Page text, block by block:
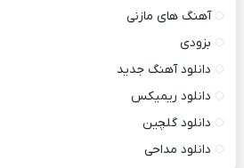
آهنگ های مازنی
بزودی
دانلود آهنگ جدید
دانلود ریمیکس
دانلود گلچین
دانلود مداحی